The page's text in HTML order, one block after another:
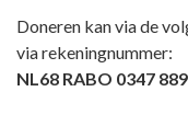
Doneren kan via de
via rekeningnummer:
NL68 RABO 0347